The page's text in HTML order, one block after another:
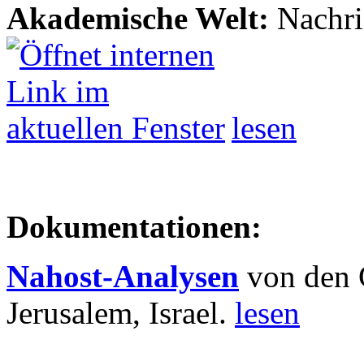
Akademische Welt:
lesen
Dokumentationen:
Nahost-Analysen von den
Jerusalem, Israel. lesen